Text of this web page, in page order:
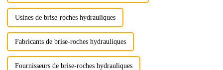
Usines de brise-roches hydrauliques
Fabricants de brise-roches hydrauliques
Fournisseurs de brise-roches hydrauliques